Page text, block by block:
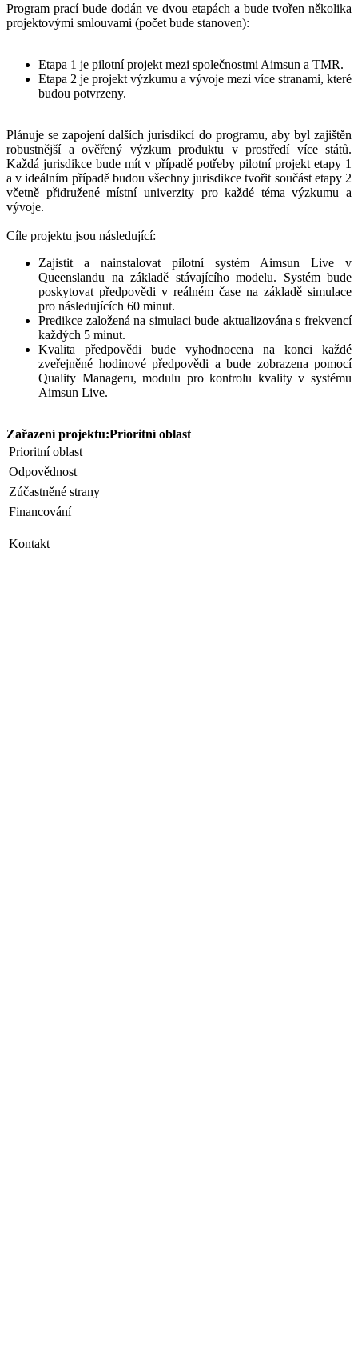
Program prací bude dodán ve dvou etapách a bude tvořen několika
projektovými smlouvami (počet bude stanoven):
Etapa 1 je pilotní projekt mezi společnostmi Aimsun a TMR.
Etapa 2 je projekt výzkumu a vývoje mezi více stranami, které
budou potvrzeny.
Plánuje se zapojení dalších jurisdikcí do programu, aby byl zajištěn
robustnější a ověřený výzkum produktu v prostředí více států.
Každá jurisdikce bude mít v případě potřeby pilotní projekt etapy 1
a v ideálním případě budou všechny jurisdikce tvořit součást etapy 2
včetně přidružené místní univerzity pro každé téma výzkumu a
vývoje.
Cíle projektu jsou následující:
Zajistit a nainstalovat pilotní systém Aimsun Live v
Queenslandu na základě stávajícího modelu. Systém bude
poskytovat předpovědi v reálném čase na základě simulace
pro následujících 60 minut.
Predikce založená na simulaci bude aktualizována s frekvencí
každých 5 minut.
Kvalita předpovědi bude vyhodnocena na konci každé
zveřejněné hodinové předpovědi a bude zobrazena pomocí
Quality Manageru, modulu pro kontrolu kvality v systému
Aimsun Live.
Zařazení projektu:Prioritní oblast
Prioritní oblast
Odpovědnost
Zúčastněné strany
Financování
Kontakt